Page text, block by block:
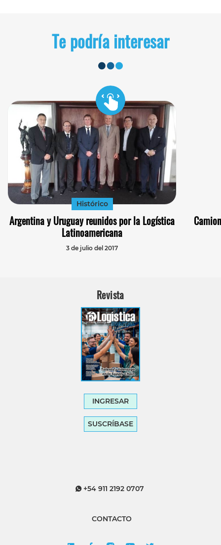
Te podría interesar
Histórico
Argentina y Uruguay reunidos por la Logística
Latinoamericana
3 de julio del 2017
Revista
INGRESAR
SUSCRÍBASE
+54 911 2192 0707
CONTACTO